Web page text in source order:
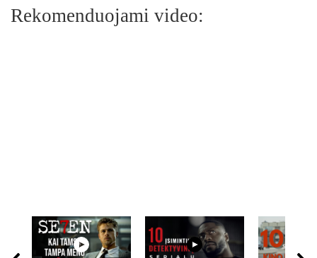
Rekomenduojami video: